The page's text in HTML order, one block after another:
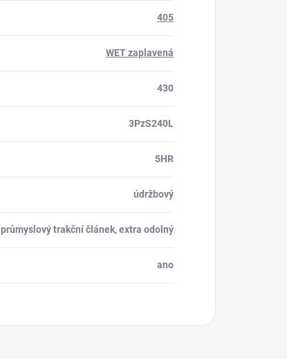
405
WET zaplavená
430
3PzS240L
5HR
údržbový
průmyslový trakční článek, extra odolný
ano